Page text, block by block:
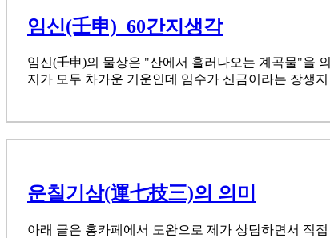
임신(壬申)_60간지생각
임신(壬申)의 물상은 "산에서 흘러나오는 계곡물"을
지가 모두 차가운 기운인데 임수가 신금이라는 장생
운칠기삼(運七技三)의 의미
아래 글은 홍카페에서 도완으로 제가 상담하면서 직접